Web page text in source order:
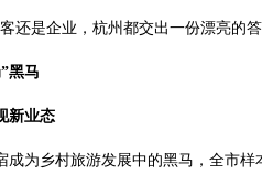
是企业，杭州都交出一份漂亮的答
马
业态
为乡村旅游发展中的黑马，全市样